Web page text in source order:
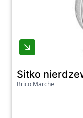
Sitko
Brico Marche